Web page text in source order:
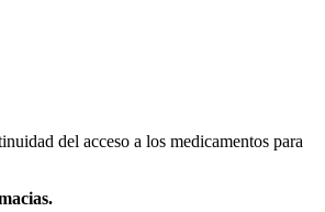
del acceso a los medicamentos para